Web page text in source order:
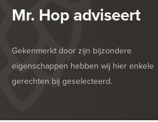
Mr. Hop adviseert
Gekenmerkt door zijn bijzondere
eigenschappen hebben wij hier enkele
gerechten bij geselecteerd.
HEERLIJK BIJ